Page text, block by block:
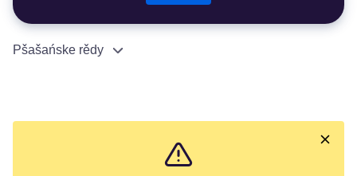
Pšašańske rědy